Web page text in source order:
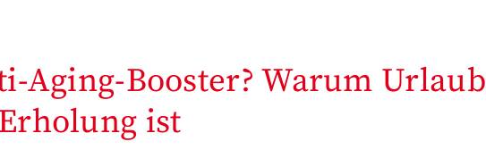
Aging-Booster? Warum Urlaub
ist